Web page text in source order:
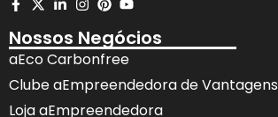
Nossos Negócios
aEco Carbonfree
Clube aEmpreendedora de Vantagens
Loja aEmpreendedora